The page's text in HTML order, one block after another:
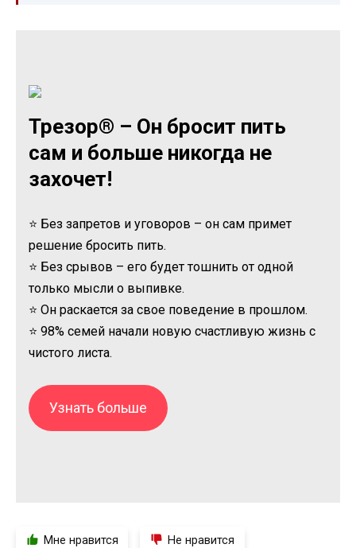
Трезор® – Он бросит пить
сам и больше никогда не
захочет!
⭐ Без запретов и уговоров – он сам примет
решение бросить пить.
⭐ Без срывов – его будет тошнить от одной
только мысли о выпивке.
⭐ Он раскается за свое поведение в прошлом.
⭐ 98% семей начали новую счастливую жизнь с
чистого листа.
Узнать больше
Мне нравится Не нравится